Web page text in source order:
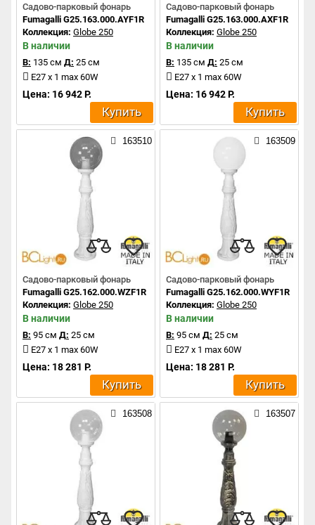
Садово-парковый фонарь
Fumagalli G25.163.000.AYF1R
Коллекция: Globe 250
В наличии
В: 135 см Д: 25 см
E27 x 1 max 60W
Цена: 16 942 Р.
Купить
Садово-парковый фонарь
Fumagalli G25.163.000.AXF1R
Коллекция: Globe 250
В наличии
В: 135 см Д: 25 см
E27 x 1 max 60W
Цена: 16 942 Р.
Купить
163510
Садово-парковый фонарь
Fumagalli G25.162.000.WZF1R
Коллекция: Globe 250
В наличии
В: 95 см Д: 25 см
E27 x 1 max 60W
Цена: 18 281 Р.
Купить
163509
Садово-парковый фонарь
Fumagalli G25.162.000.WYF1R
Коллекция: Globe 250
В наличии
В: 95 см Д: 25 см
E27 x 1 max 60W
Цена: 18 281 Р.
Купить
163508 163507